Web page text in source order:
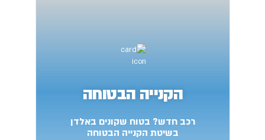
הקנייה הבטוחה
רכב חדש? בטוח שקונים באלדן
בשיטת הקנייה הבטוחה